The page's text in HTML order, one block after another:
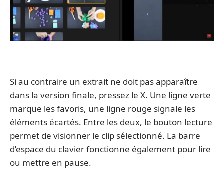
Si au contraire un extrait ne doit pas apparaître
dans la version finale, pressez le X. Une ligne verte
marque les favoris, une ligne rouge signale les
éléments écartés. Entre les deux, le bouton lecture
permet de visionner le clip sélectionné. La barre
d’espace du clavier fonctionne également pour lire
ou mettre en pause.